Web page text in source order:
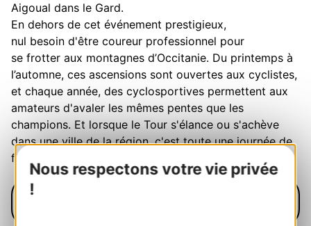
Nous respectons votre vie privée
!
Aigoual dans le Gard.
En dehors de cet événement prestigieux,
nul besoin d'être coureur professionnel pour
se frotter aux montagnes d’Occitanie. Du printemps à
l’automne, ces ascensions sont ouvertes aux cyclistes,
et chaque année, des cyclosportives permettent aux
amateurs d'avaler les mêmes pentes que les
champions. Et lorsque le Tour s'élance ou s'achève
dans une ville de la région, c'est toute une journée de
fête populaire qui s'installe le long des routes.
En savoir plus sur le cyclosport en